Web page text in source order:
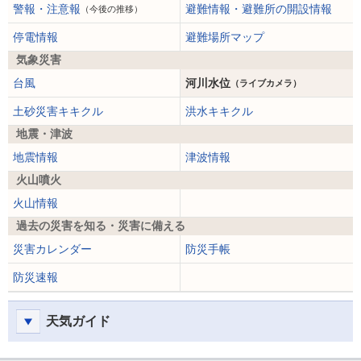
警報・注意報 （今後の推移） 避難情報・避難所の開設情報
停電情報
避難場所マップ
気象災害
台風
河川水位 （ライブカメラ）
土砂災害キキクル
洪水キキクル
地震・津波
地震情報
津波情報
火山噴火
火山情報
過去の災害を知る・災害に備える
災害カレンダー
防災手帳
防災速報
天気ガイド